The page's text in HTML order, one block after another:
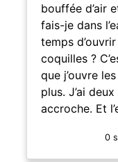
bouffée d’air
fais-je dans
temps
coquilles ?
que j’ouvre
plus. J’ai
accroche. Et
0